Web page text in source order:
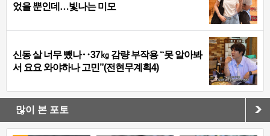
었을 뿐인데…빛나는 미모
신동 살 너무 뺐나‥37㎏ 감량 부작용 “못 알아봐
서 요요 와야하나 고민”(전현무계획4)
많이 본 포토